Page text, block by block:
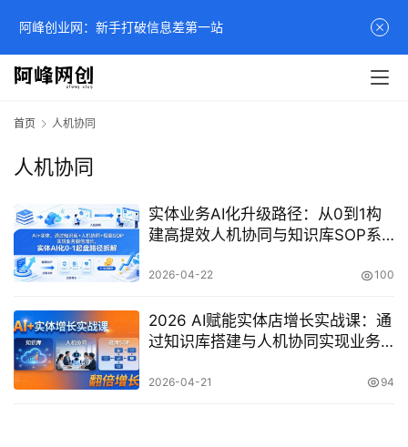
首页 人机协同
人机协同
实体业务AI化升级路径：从0到1构
建高提效人机协同与知识库SOP系
2026-04-22 100
2026 AI赋能实体店增长实战课：通
过知识库搭建与人机协同实现业务
2026-04-21 94
阿峰创业网：新手打破信息差第一站